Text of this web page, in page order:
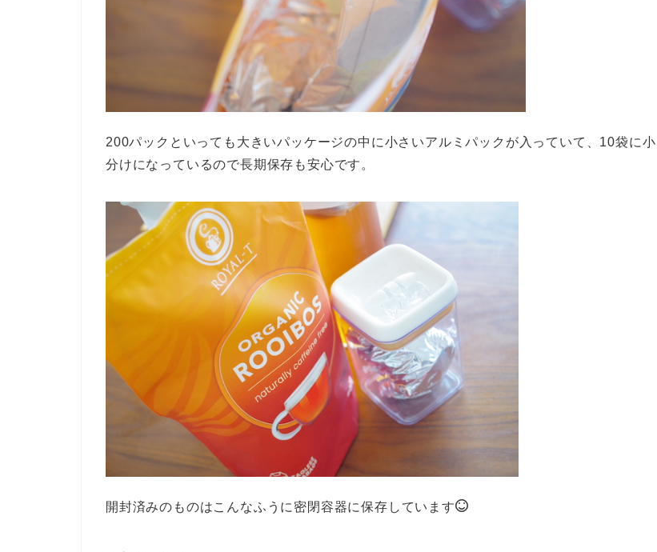
200パックといっても大きいパッケージの中に小さいアルミパックが入っていて、10袋に小
分けになっているので長期保存も安心です。
開封済みのものはこんなふうに密閉容器に保存しています